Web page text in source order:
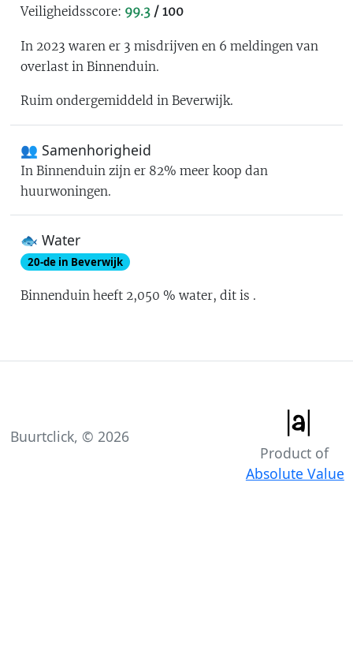
Veiligheidsscore: 99.3 / 100
In 2023 waren er 3 misdrijven en 6 meldingen van
overlast in Binnenduin.
Ruim ondergemiddeld in Beverwijk.
👥 Samenhorigheid
InBinnenduin zijn er 82% meer koop dan
huurwoningen.
🐟 Water
20-de in Beverwijk
Binnenduin heeft 2,050 % water, dit is .
Buurtclick, © 2026
Product of
Absolute Value